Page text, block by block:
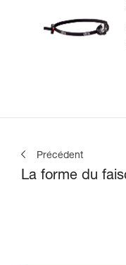
Précédent
La forme du